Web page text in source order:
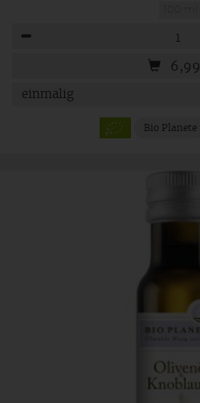
6,99
Bio Planete